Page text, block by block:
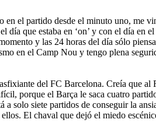
el partido desde el minuto uno, me
que estaba en ‘on’ y con el día en
y las 24 horas del día sólo
en el Camp Nou y tengo plena
del FC Barcelona. Creía que
porque el Barça le saca cuatro
solo siete partidos de conseguir la
El chaval que dejó el miedo